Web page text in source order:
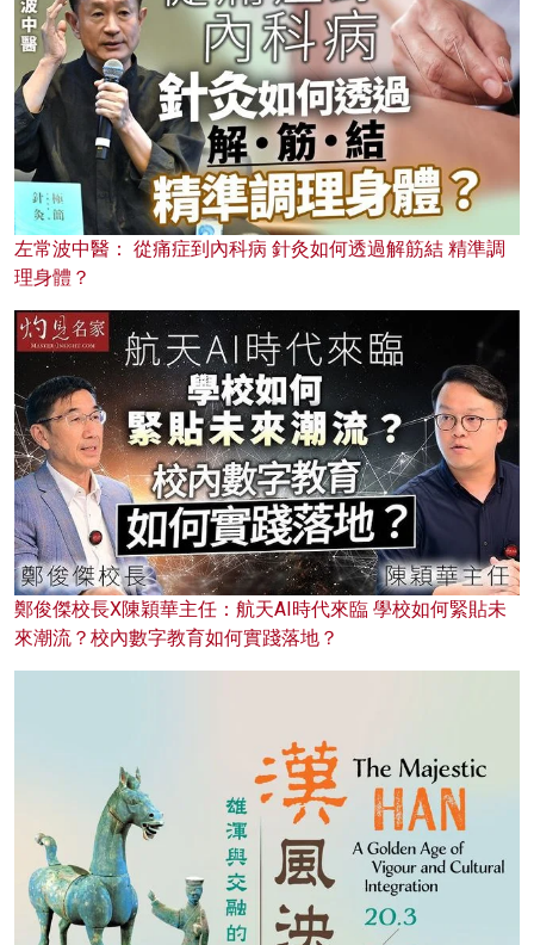
左常波中醫： 從痛症到內科病 針灸如何透過解筋結 精準調
理身體？
鄭俊傑校長X陳穎華主任：航天AI時代來臨 學校如何緊貼未
來潮流？校內數字教育如何實踐落地？